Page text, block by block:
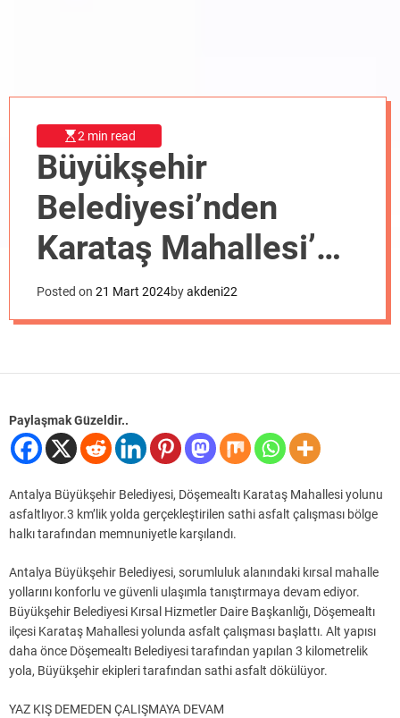
2 min read
Büyükşehir
Belediyesi’nden
Karataş Mahallesi’ne
asfalt
Posted on 21 Mart 2024byakdeni22
Paylaşmak Güzeldir..
Antalya Büyükşehir Belediyesi, Döşemealtı Karataş Mahallesi yolunu
asfaltlıyor.3 km’lik yolda gerçekleştirilen sathi asfalt çalışması bölge
halkı tarafından memnuniyetle karşılandı.
Antalya Büyükşehir Belediyesi, sorumluluk alanındaki kırsal mahalle
yollarını konforlu ve güvenli ulaşımla tanıştırmaya devam ediyor.
Büyükşehir Belediyesi Kırsal Hizmetler Daire Başkanlığı, Döşemealtı
ilçesi Karataş Mahallesi yolunda asfalt çalışması başlattı. Alt yapısı
daha önce Döşemealtı Belediyesi tarafından yapılan 3 kilometrelik
yola, Büyükşehir ekipleri tarafından sathi asfalt dökülüyor.
YAZ KIŞ DEMEDEN ÇALIŞMAYA DEVAM